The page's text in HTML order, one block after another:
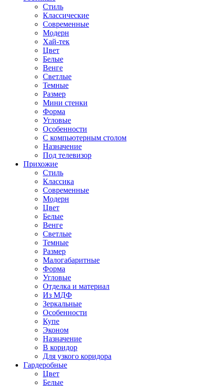
Стиль
Классические
Современные
Модерн
Хай-тек
Цвет
Белые
Венге
Светлые
Темные
Размер
Мини стенки
Форма
Угловые
Особенности
С компьютерным столом
Назначение
Под телевизор
Прихожие
Стиль
Классика
Современные
Модерн
Цвет
Белые
Венге
Светлые
Темные
Размер
Малогабаритные
Форма
Угловые
Отделка и материал
Из МДФ
Зеркальные
Особенности
Купе
Эконом
Назначение
В коридор
Для узкого коридора
Гардеробные
Цвет
Белые